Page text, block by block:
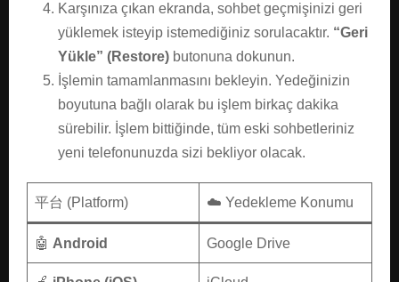
Karşınıza çıkan ekranda, sohbet geçmişinizi geri
yüklemek isteyip istemediğiniz sorulacaktır. “Geri
Yükle” (Restore) butonuna dokunun.
İşlemin tamamlanmasını bekleyin. Yedeğinizin
boyutuna bağlı olarak bu işlem birkaç dakika
sürebilir. İşlem bittiğinde, tüm eski sohbetleriniz
yeni telefonunuzda sizi bekliyor olacak.
平台 (Platform) ☁️ Yedekleme Konumu
🤖 Android Google Drive